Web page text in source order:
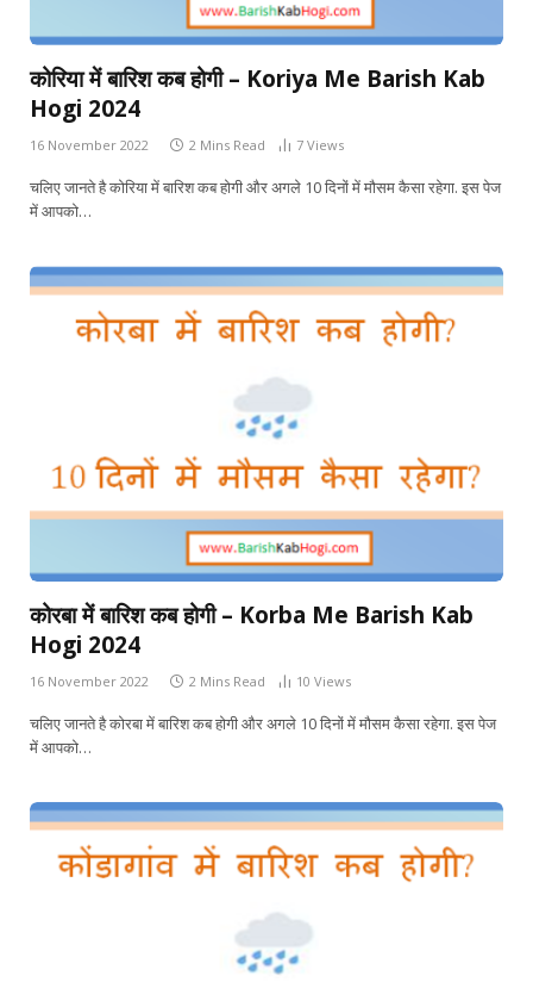
कोरिया में बारिश कब होगी – Koriya Me Barish Kab
Hogi 2024
16 November 2022 2 Mins Read 7 Views
चलिए जानते है कोरिया में बारिश कब होगी और अगले 10 दिनों में मौसम कैसा रहेगा. इस पेज
में आपको…
कोरबा में बारिश कब होगी – Korba Me Barish Kab
Hogi 2024
16 November 2022 2 Mins Read 10 Views
चलिए जानते है कोरबा में बारिश कब होगी और अगले 10 दिनों में मौसम कैसा रहेगा. इस पेज
में आपको…